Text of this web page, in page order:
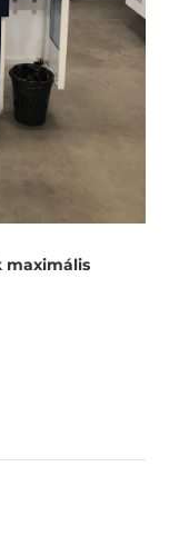
maximális